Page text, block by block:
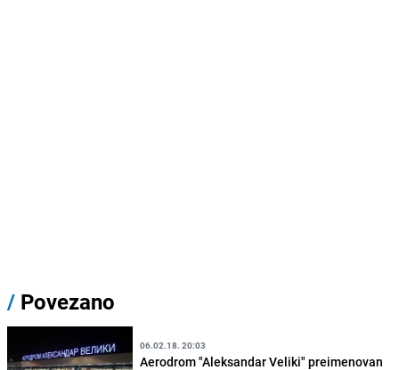
/ Povezano
06.02.18. 20:03
Aerodrom "Aleksandar Veliki" preimenovan